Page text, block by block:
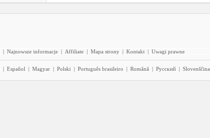
| Najnowsze informacje | Affiliate | Mapa strony | Kontakt | Uwagi prawne
| Español | Magyar | Polski | Português brasileiro | Română | Pyccĸий | Slovenščina